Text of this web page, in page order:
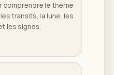
comprendre le thème
transits, la lune, les
les signes.